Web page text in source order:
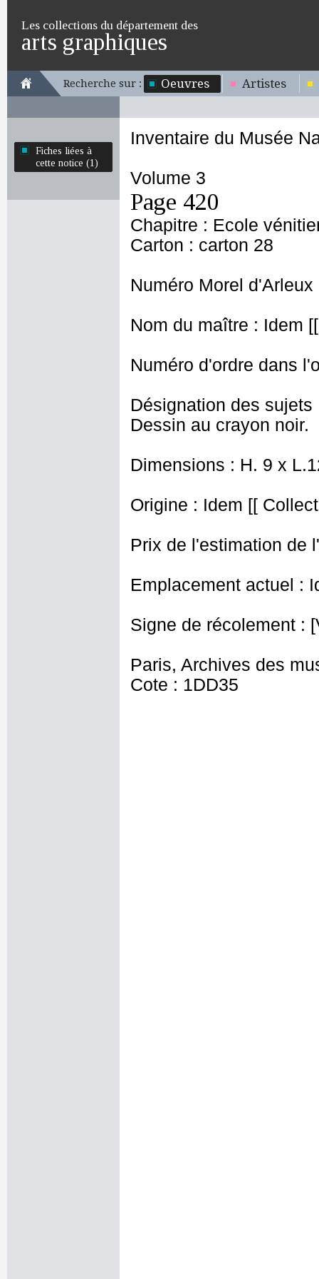
Les collections du département des
arts graphiques
Recherche sur : Oeuvres Artistes
Fiches liées à
cette notice (1)
Inventaire du Musée
Volume 3
Page 420
Chapitre : Ecole
Carton : carton 28
Numéro Morel d'Arleux
Nom du maître : Idem
Numéro d'ordre dans
Désignation des
Dessin au crayon noir.
Dimensions : H. 9 x
Origine : Idem [[
Prix de l'estimation de
Emplacement actuel :
Signe de récolement :
Paris, Archives des
Cote : 1DD35